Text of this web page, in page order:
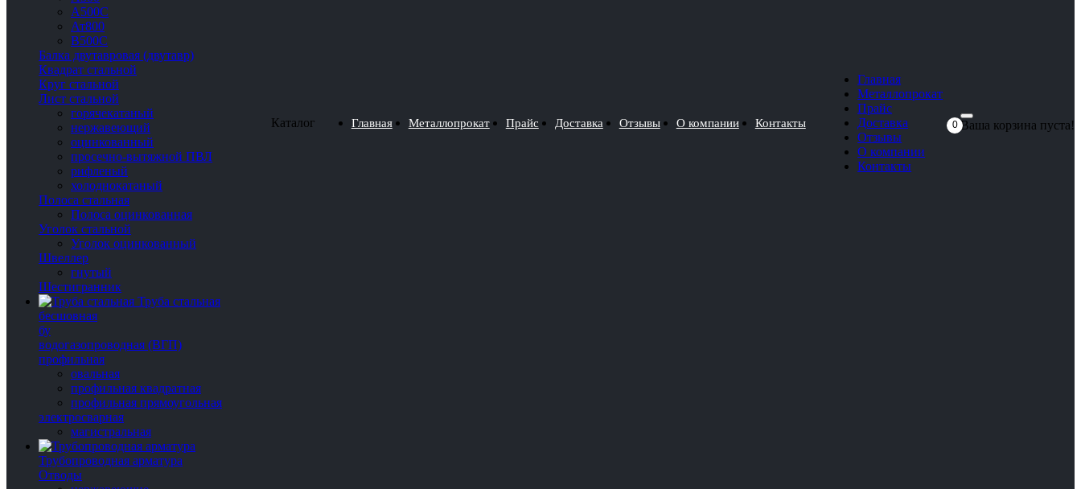
А500С
Ат800
В500С
Балка двутавровая (двутавр)
Квадрат стальной
Круг стальной
Лист стальной
горячекатаный
нержавеющий
оцинкованный
просечно-вытяжной ПВЛ
рифленый
холоднокатаный
Полоса стальная
Полоса оцинкованная
Уголок стальной
Уголок оцинкованный
Швеллер
гнутый
Шестигранник
Труба стальная
бесшовная
бу
водогазопроводная (ВГП)
профильная
овальная
профильная квадратная
профильная прямоугольная
электросварная
магистральная
Трубопроводная арматура
Отводы
Каталог Главная Металлопрокат Прайс Доставка Отзывы О компании Контакты
Главная
Металлопрокат
Прайс
Доставка
Отзывы
О компании
Контакты
0 Ваша корзина пуста!